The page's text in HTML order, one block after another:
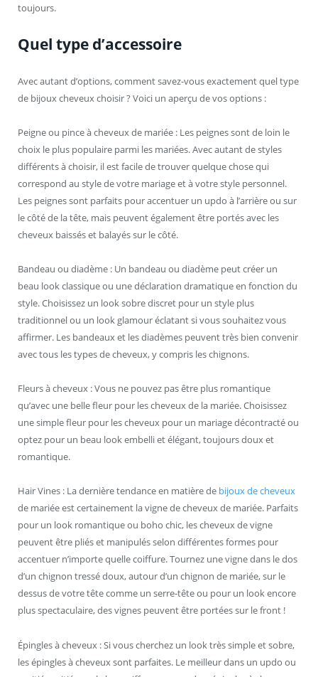
toujours.
Quel type d’accessoire
Avec autant d’options, comment savez-vous exactement quel type
de bijoux cheveux choisir ? Voici un aperçu de vos options :
Peigne ou pince à cheveux de mariée : Les peignes sont de loin le
choix le plus populaire parmi les mariées. Avec autant de styles
différents à choisir, il est facile de trouver quelque chose qui
correspond au style de votre mariage et à votre style personnel.
Les peignes sont parfaits pour accentuer un updo à l’arrière ou sur
le côté de la tête, mais peuvent également être portés avec les
cheveux baissés et balayés sur le côté.
Bandeau ou diadème : Un bandeau ou diadème peut créer un
beau look classique ou une déclaration dramatique en fonction du
style. Choisissez un look sobre discret pour un style plus
traditionnel ou un look glamour éclatant si vous souhaitez vous
affirmer. Les bandeaux et les diadèmes peuvent très bien convenir
avec tous les types de cheveux, y compris les chignons.
Fleurs à cheveux : Vous ne pouvez pas être plus romantique
qu’avec une belle fleur pour les cheveux de la mariée. Choisissez
une simple fleur pour les cheveux pour un mariage décontracté ou
optez pour un beau look embelli et élégant, toujours doux et
romantique.
Hair Vines : La dernière tendance en matière de bijoux de cheveux
de mariée est certainement la vigne de cheveux de mariée. Parfaits
pour un look romantique ou boho chic, les cheveux de vigne
peuvent être pliés et manipulés selon différentes formes pour
accentuer n’importe quelle coiffure. Tournez une vigne dans le dos
d’un chignon tressé doux, autour d’un chignon de mariée, sur le
dessus de votre tête comme un serre-tête ou pour un look encore
plus spectaculaire, des vignes peuvent être portées sur le front !
Épingles à cheveux : Si vous cherchez un look très simple et sobre,
les épingles à cheveux sont parfaites. Le meilleur dans un updo ou